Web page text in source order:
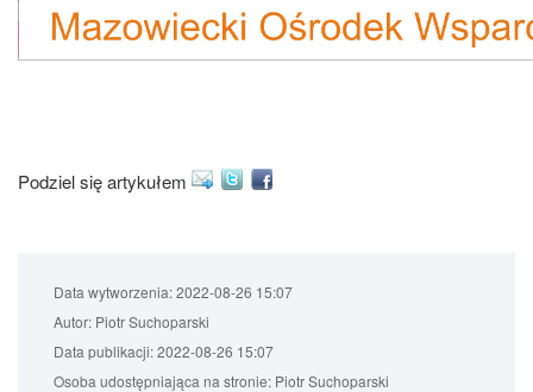
Podziel się artykułem
Data wytworzenia:2022-08-26 15:07
Autor: Piotr Suchoparski
Data publikacji:2022-08-26 15:07
Osoba udostępniająca na stronie: Piotr Suchoparski